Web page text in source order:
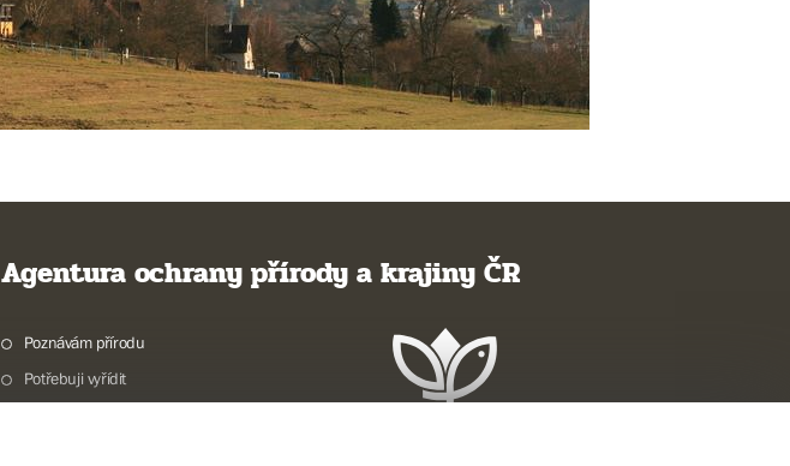
Agentura ochrany přírody a krajiny ČR
Poznávám přírodu
Potřebuji vyřídit